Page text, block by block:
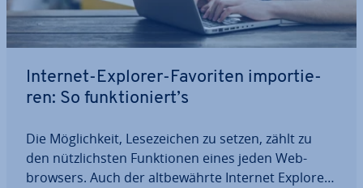
Internet-Explorer-Favoriten im­por­tie­
ren: So funk­tio­niert’s
Die Mög­lich­keit, Le­se­zei­chen zu setzen, zählt zu
den nütz­lichs­ten Funk­tio­nen eines jeden Web­
brow­sers. Auch der alt­be­währ­te Internet Explorer